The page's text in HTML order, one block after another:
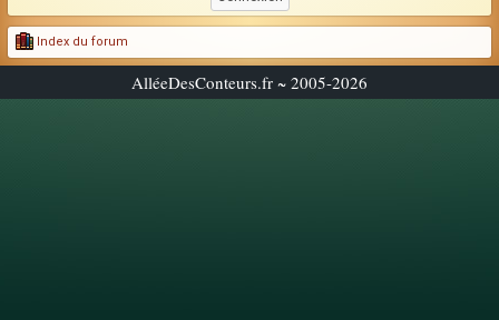
Index du forum
AlléeDesConteurs.fr ~ 2005-2026